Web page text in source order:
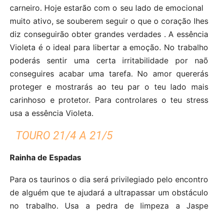
carneiro. Hoje estarão com o seu lado de emocional
muito ativo, se souberem seguir o que o coração lhes
diz conseguirão obter grandes verdades . A essência
Violeta é o ideal para libertar a emoção. No trabalho
poderás sentir uma certa irritabilidade por naõ
conseguires acabar uma tarefa. No amor quererás
proteger e mostrarás ao teu par o teu lado mais
carinhoso e protetor. Para controlares o teu stress
usa a essência Violeta.
TOURO 21/4 A 21/5
Rainha de Espadas
Para os taurinos o dia será privilegiado pelo encontro
de alguém que te ajudará a ultrapassar um obstáculo
no trabalho. Usa a pedra de limpeza a Jaspe